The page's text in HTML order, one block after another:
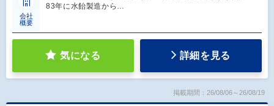
会社
概要
83年に水飴製造から…
気になる 詳細を見る
掲載期間：26/08/06～26/08/19